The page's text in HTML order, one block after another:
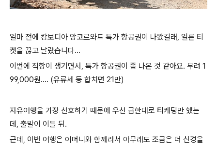
얼마 전에 캄보디아 앙코르와트 특가 항공권이 나왔길래, 얼른 티
켓을 끊고 날랐습니다...
이번에 직항이 생기면서, 특가 항공권이 좀 나온 것 같아요. 무려 1
99,000원.... (유류세 등 합치면 21만)
자유여행을 가장 선호하기 때문에 우선 급한대로 티케팅만 했는
데, 출발이 이틀 뒤.
근데, 이번 여행은 어머니와 함께라서 아무래도 조금은 더 신경을